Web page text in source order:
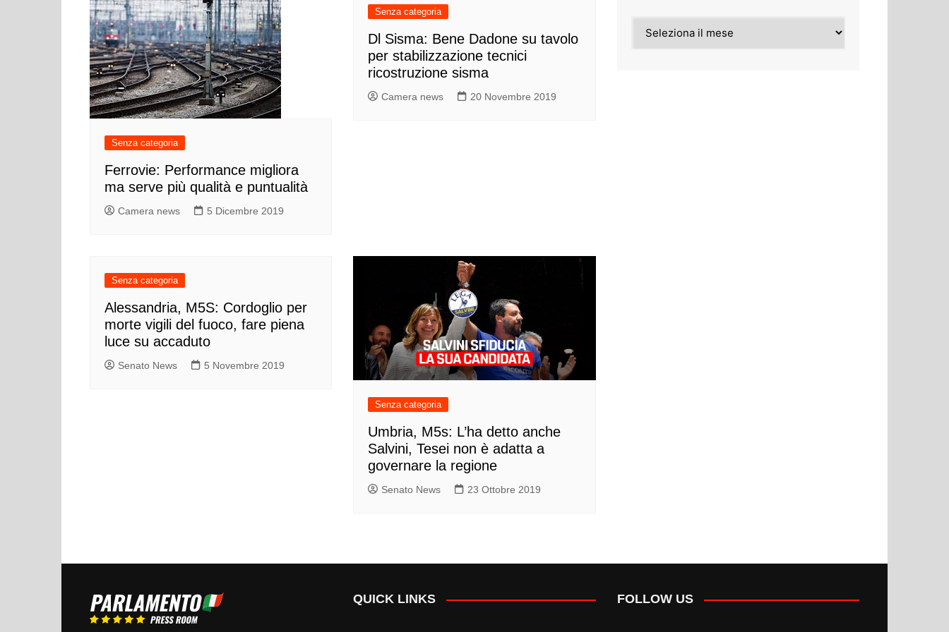
Senza categoria
Ferrovie: Performance migliora
ma serve più qualità e puntualità
Camera news 5 Dicembre 2019
Senza categoria
Dl Sisma: Bene Dadone su tavolo
per stabilizzazione tecnici
ricostruzione sisma
Camera news 20 Novembre 2019
Senza categoria
Alessandria, M5S: Cordoglio per
morte vigili del fuoco, fare piena
luce su accaduto
Senato News 5 Novembre 2019
Senza categoria
Umbria, M5s: L’ha detto anche
Salvini, Tesei non è adatta a
governare la regione
Senato News 23 Ottobre 2019
QUICK LINKS FOLLOW US